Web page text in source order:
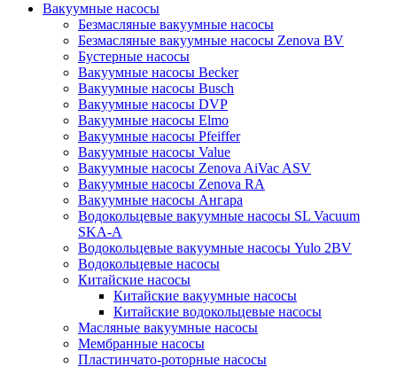
Вакуумные насосы
Безмасляные вакуумные насосы
Безмасляные вакуумные насосы Zenova BV
Бустерные насосы
Вакуумные насосы Becker
Вакуумные насосы Busch
Вакуумные насосы DVP
Вакуумные насосы Elmo
Вакуумные насосы Pfeiffer
Вакуумные насосы Value
Вакуумные насосы Zenova AiVac ASV
Вакуумные насосы Zenova RA
Вакуумные насосы Ангара
Водокольцевые вакуумные насосы SL Vacuum
SKA-A
Водокольцевые вакуумные насосы Yulo 2BV
Водокольцевые насосы
Китайские насосы
Китайские вакуумные насосы
Китайские водокольцевые насосы
Масляные вакуумные насосы
Мембранные насосы
Пластинчато-роторные насосы